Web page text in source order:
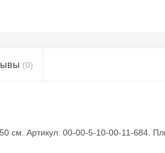
(0)
см. Артикул: 00-00-5-10-00-11-684.